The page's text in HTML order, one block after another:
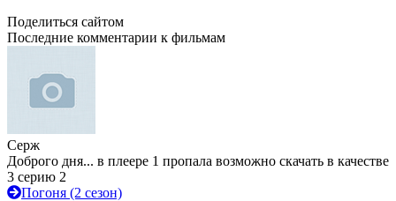
Поделиться сайтом
Последние комментарии к фильмам
Серж
Доброго дня... в плеере 1 пропала возможно скачать в качестве
3 серию 2
Погоня (2 сезон)